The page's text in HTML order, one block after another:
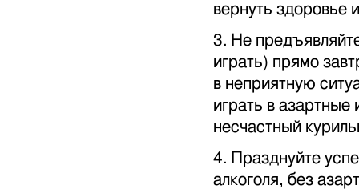
вернуть здоровье
3. Не
играть) прямо
в неприятную
играть в азартные
несчастный
4. Празднуйте
алкоголя, без